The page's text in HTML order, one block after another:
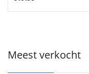
Meest verkocht